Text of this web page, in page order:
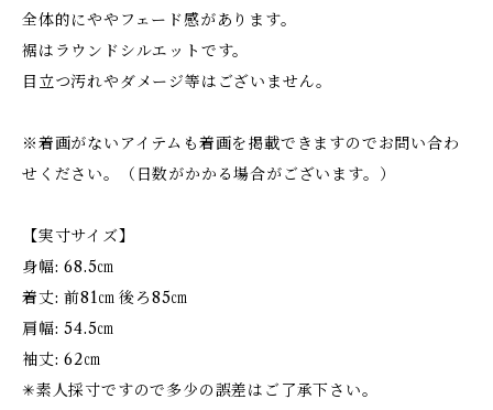
全体的にややフェード感があります。
裾はラウンドシルエットです。
目立つ汚れやダメージ等はございません。
※着画がないアイテムも着画を掲載できますのでお問い合わ
せください。（日数がかかる場合がございます。）
【実寸サイズ】
身幅: 68.5㎝
着丈: 前81㎝ 後ろ85㎝
肩幅: 54.5㎝
袖丈: 62㎝
✳︎素人採寸ですので多少の誤差はご了承下さい。